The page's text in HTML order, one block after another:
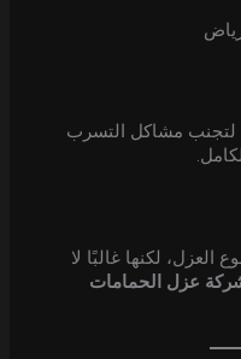
لتجنب مشاكل التسرب
لكنها غالبًا لا
عزل الحمامات